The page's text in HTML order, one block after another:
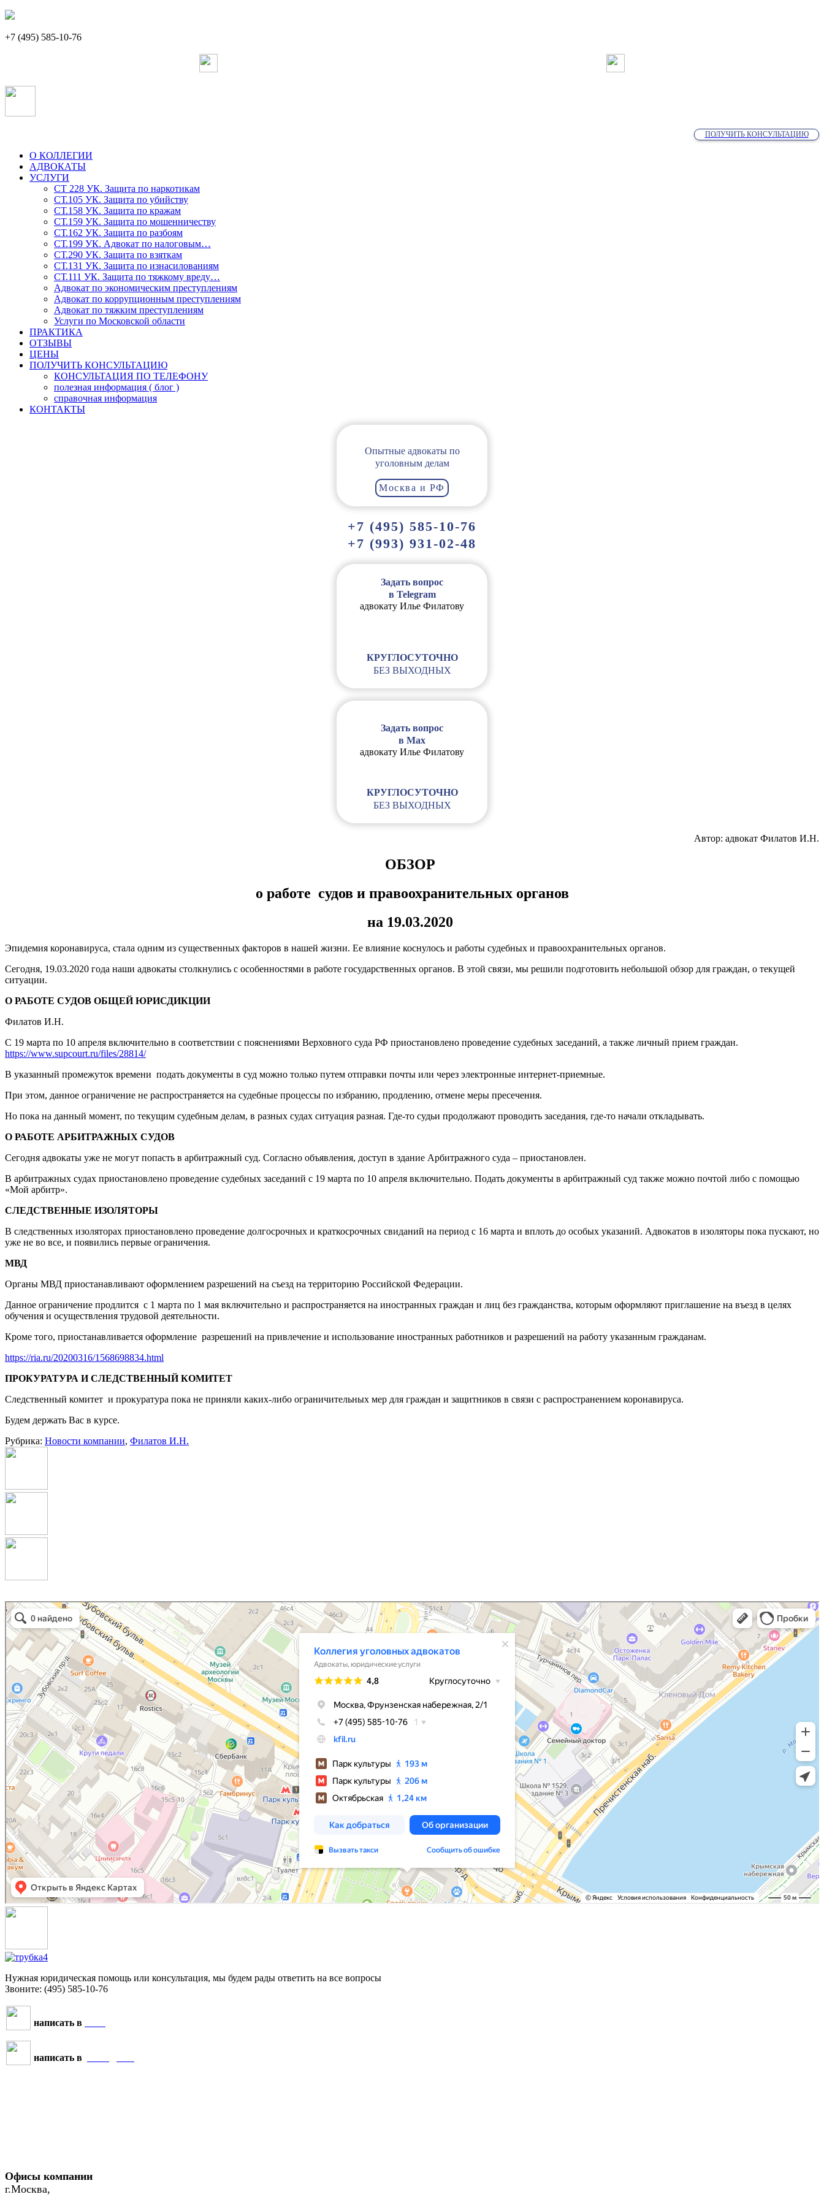
+7 (495) 585-10-76
ПОЛУЧИТЬ КОНСУЛЬТАЦИЮ
О КОЛЛЕГИИ
АДВОКАТЫ
УСЛУГИ
СТ 228 УК. Защита по наркотикам
СТ.105 УК. Защита по убийству
СТ.158 УК. Защита по кражам
СТ.159 УК. Защита по мошенничеству
СТ.162 УК. Защита по разбоям
СТ.199 УК. Адвокат по налоговым…
СТ.290 УК. Защита по взяткам
СТ.131 УК. Защита по изнасилованиям
СТ.111 УК. Защита по тяжкому вреду…
Адвокат по экономическим преступлениям
Адвокат по коррупционным преступлениям
Адвокат по тяжким преступлениям
Услуги по Московской области
ПРАКТИКА
ОТЗЫВЫ
ЦЕНЫ
ПОЛУЧИТЬ КОНСУЛЬТАЦИЮ
КОНСУЛЬТАЦИЯ ПО ТЕЛЕФОНУ
полезная информация ( блог )
справочная информация
КОНТАКТЫ
Опытные адвокаты по
уголовным делам
Москва и РФ
+7 (495) 585-10-76
+7 (993) 931-02-48
Задать вопрос
в Telegram
адвокату Илье Филатову
КРУГЛОСУТОЧНО
БЕЗ ВЫХОДНЫХ
Задать вопрос
в Max
адвокату Илье Филатову
КРУГЛОСУТОЧНО
БЕЗ ВЫХОДНЫХ
Автор: адвокат Филатов И.Н.
ОБЗОР
о работе судов и правоохранительных органов
на 19.03.2020
Эпидемия коронавируса, стала одним из существенных факторов в нашей жизни. Ее влияние коснулось и работы судебных и правоохранительных органов.
Сегодня, 19.03.2020 года наши адвокаты столкнулись с особенностями в работе государственных органов. В этой связи, мы решили подготовить небольшой обзор для граждан, о текущей
ситуации.
О РАБОТЕ СУДОВ ОБЩЕЙ ЮРИСДИКЦИИ
Филатов И.Н.
С 19 марта по 10 апреля включительно в соответствии с пояснениями Верховного суда РФ приостановлено проведение судебных заседаний, а также личный прием граждан.
https://www.supcourt.ru/files/28814/
В указанный промежуток времени подать документы в суд можно только путем отправки почты или через электронные интернет-приемные.
При этом, данное ограничение не распространяется на судебные процессы по избранию, продлению, отмене меры пресечения.
Но пока на данный момент, по текущим судебным делам, в разных судах ситуация разная. Где-то судьи продолжают проводить заседания, где-то начали откладывать.
О РАБОТЕ АРБИТРАЖНЫХ СУДОВ
Сегодня адвокаты уже не могут попасть в арбитражный суд. Согласно объявления, доступ в здание Арбитражного суда – приостановлен.
В арбитражных судах приостановлено проведение судебных заседаний с 19 марта по 10 апреля включительно. Подать документы в арбитражный суд также можно почтой либо с помощью
«Мой арбитр».
СЛЕДСТВЕННЫЕ ИЗОЛЯТОРЫ
В следственных изоляторах приостановлено проведение долгосрочных и краткосрочных свиданий на период с 16 марта и вплоть до особых указаний. Адвокатов в изоляторы пока пускают, но
уже не во все, и появились первые ограничения.
МВД
Органы МВД приостанавливают оформлением разрешений на съезд на территорию Российской Федерации.
Данное ограничение продлится с 1 марта по 1 мая включительно и распространяется на иностранных граждан и лиц без гражданства, которым оформляют приглашение на въезд в целях
обучения и осуществления трудовой деятельности.
Кроме того, приостанавливается оформление разрешений на привлечение и использование иностранных работников и разрешений на работу указанным гражданам.
https://ria.ru/20200316/1568698834.html
ПРОКУРАТУРА И СЛЕДСТВЕННЫЙ КОМИТЕТ
Следственный комитет и прокуратура пока не приняли каких-либо ограничительных мер для граждан и защитников в связи с распространением коронавируса.
Будем держать Вас в курсе.
Рубрика: Новости компании, Филатов И.Н.
Коллегия уголовных адвокатов
Адвокаты в Москве
Юридические услуги в Москве
Нужная юридическая помощь или консультация, мы будем рады ответить на все вопросы
Звоните: (495) 585-10-76
написать в
написать в
Офисы компании
г.Москва,